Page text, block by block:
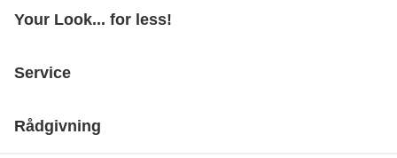
Your Look... for less!
Service
Rådgivning